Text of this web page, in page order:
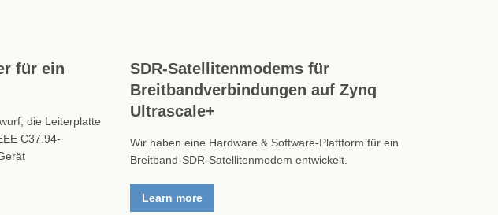
für ein
die Leiterplatte
C37.94-
SDR-Satellitenmodems für
Breitbandverbindungen auf Zynq
Ultrascale+
Wir haben eine Hardware & Software-Plattform für ein
Breitband-SDR-Satellitenmodem entwickelt.
Learn more